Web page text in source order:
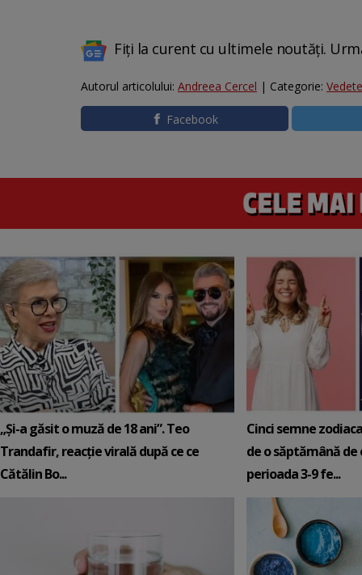
Fiți la curent cu ultimele noutăți.
Autorul articolului: Andreea Cercel | Categorie: Vedete
Facebook
„Și-a găsit o muză de 18 ani”. Teo
Trandafir, reacție virală după ce ce
Cătălin Bo...
Cinci semne
de o săptămână de
perioada 3-9 fe...